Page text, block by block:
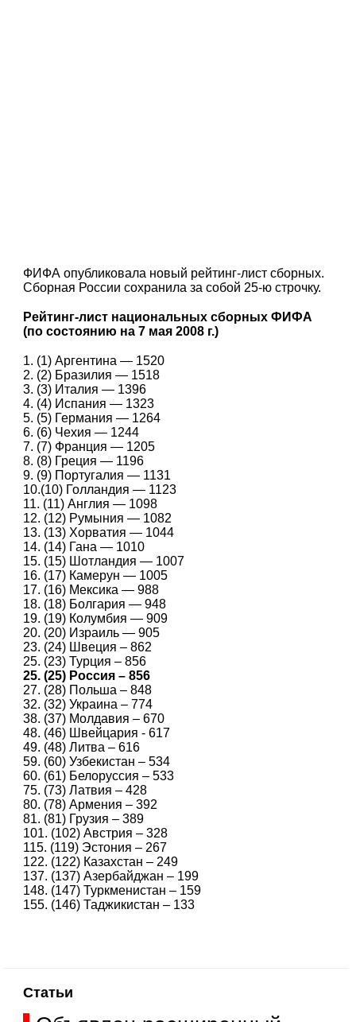
ФИФА опубликовала новый рейтинг-лист сборных.
Сборная России сохранила за собой 25-ю строчку.
Рейтинг-лист национальных сборных ФИФА
(по состоянию на 7 мая 2008 г.)
1. (1) Аргентина — 1520
2. (2) Бразилия — 1518
3. (3) Италия — 1396
4. (4) Испания — 1323
5. (5) Германия — 1264
6. (6) Чехия — 1244
7. (7) Франция — 1205
8. (8) Греция — 1196
9. (9) Португалия — 1131
10.(10) Голландия — 1123
11. (11) Англия — 1098
12. (12) Румыния — 1082
13. (13) Хорватия — 1044
14. (14) Гана — 1010
15. (15) Шотландия — 1007
16. (17) Камерун — 1005
17. (16) Мексика — 988
18. (18) Болгария — 948
19. (19) Колумбия — 909
20. (20) Израиль — 905
23. (24) Швеция – 862
25. (23) Турция – 856
25. (25) Россия – 856
27. (28) Польша – 848
32. (32) Украина – 774
38. (37) Молдавия – 670
48. (46) Швейцария - 617
49. (48) Литва – 616
59. (60) Узбекистан – 534
60. (61) Белоруссия – 533
75. (73) Латвия – 428
80. (78) Армения – 392
81. (81) Грузия – 389
101. (102) Австрия – 328
115. (119) Эстония – 267
122. (122) Казахстан – 249
137. (137) Азербайджан – 199
148. (147) Туркменистан – 159
155. (146) Таджикистан – 133
Статьи